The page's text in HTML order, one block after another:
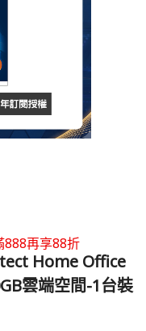
再享88折
Home Office
雲端空間-1台裝